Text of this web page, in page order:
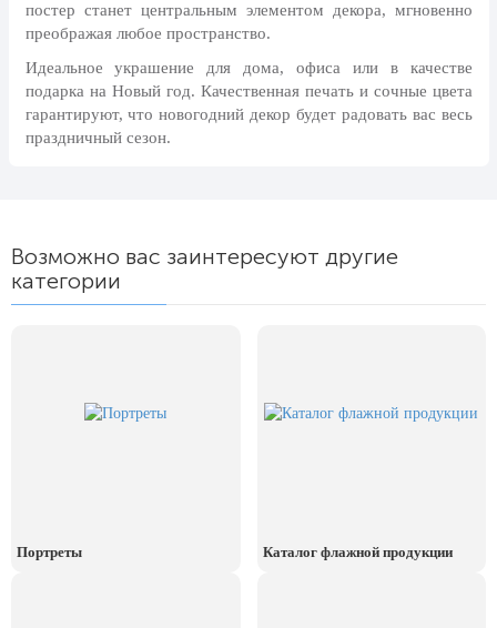
1 мая, праздник Весны и Труда
Москвы
9 мая, День Победы
24 мая, День славянской
8 июня, День социального работника
22 июня, День памяти и скорби
3 июля, День ГАИ (ГИБДД)
постер станет центральным элементом декора, мгновенно
преображая любое пространство.
Идеальное украшение для дома, офиса или в качестве
подарка на Новый год. Качественная печать и сочные цвета
гарантируют, чтоновогодний декор будет радовать вас весь
праздничный сезон.
Возможно вас заинтересуют другие
категории
Портреты Каталог флажной продукции